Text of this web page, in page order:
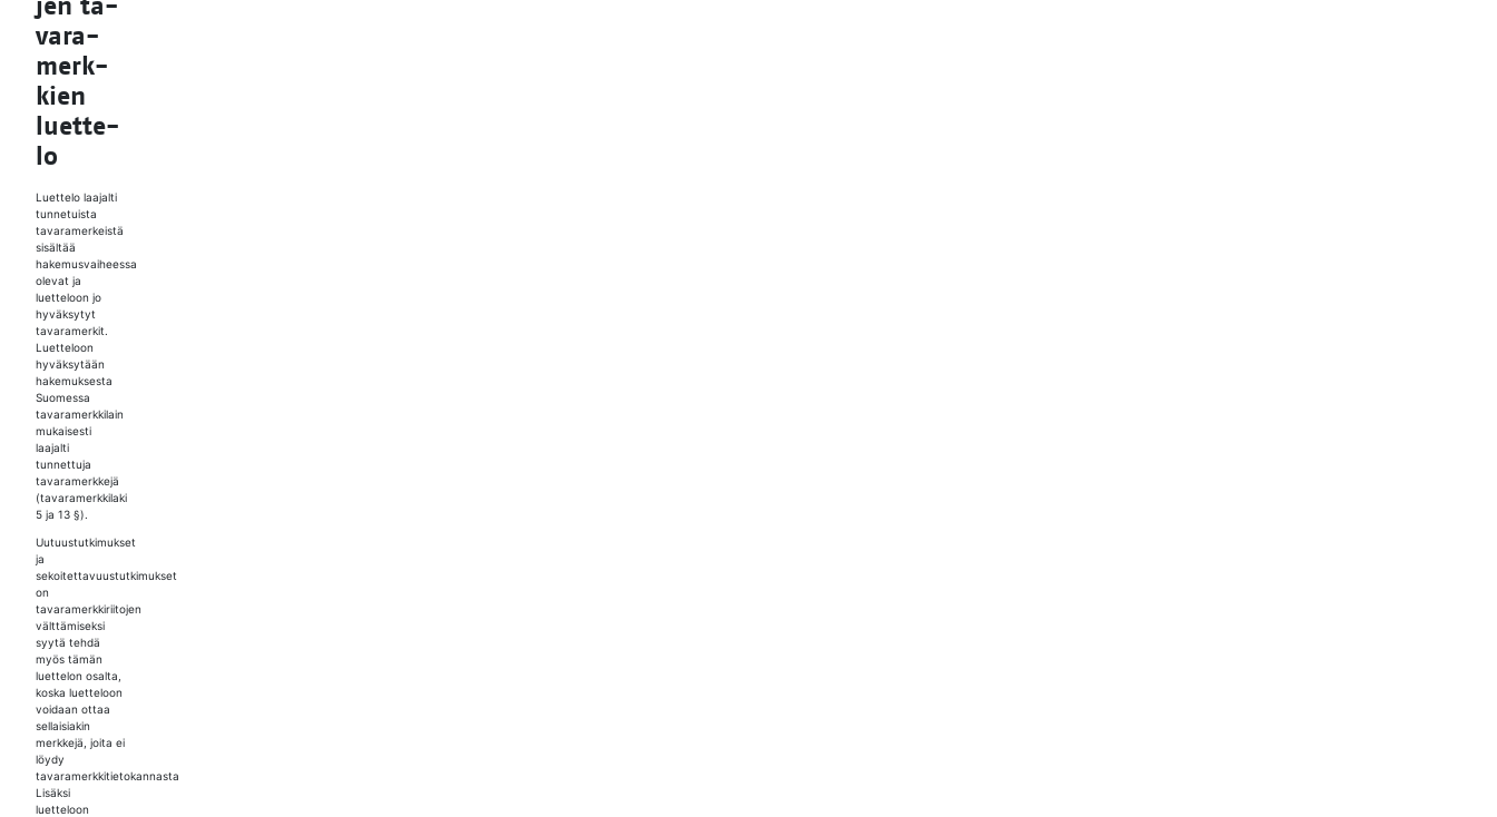
jen ta­
va­ra­
merk­
kien
luet­te­
lo
Luettelo laajalti
tunnetuista
tavaramerkeistä
sisältää
hakemusvaiheessa
olevat ja
luetteloon jo
hyväksytyt
tavaramerkit.
Luetteloon
hyväksytään
hakemuksesta
Suomessa
tavaramerkkilain
mukaisesti
laajalti
tunnettuja
tavaramerkkejä
(tavaramerkkilaki
5 ja 13 §).
Uutuustutkimukset
ja
sekoitettavuustutkimukset
on
tavaramerkkiriitojen
välttämiseksi
syytä tehdä
myös tämän
luettelon osalta,
koska luetteloon
voidaan ottaa
sellaisiakin
merkkejä, joita ei
löydy
tavaramerkkitietokannasta.
Lisäksi
luetteloon